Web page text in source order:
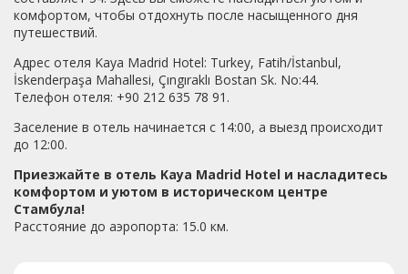
комфортом, чтобы отдохнуть после насыщенного дня
путешествий.
Адрес отеля Kaya Madrid Hotel: Turkey, Fatih/İstanbul,
İskenderpaşa Mahallesi, Çıngıraklı Bostan Sk. No:44.
Телефон отеля: +90 212 635 78 91.
Заселение в отель начинается с 14:00, а выезд происходит
до 12:00.
Приезжайте в отель Kaya Madrid Hotel и насладитесь
комфортом и уютом в историческом центре
Стамбула!
Расстояние до аэропорта: 15.0 км.